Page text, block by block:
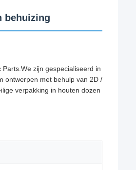
behuizing
zijn gespecialiseerd in
ontwerpen met behulp van 2D /
verpakking in houten dozen